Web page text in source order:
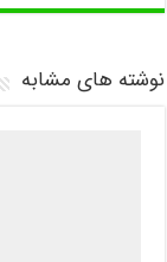
نوشته های مشابه